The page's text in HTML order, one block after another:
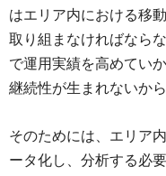
はエリア内における移
取り組まなければなら
で運用実績を高めてい
継続性が生まれないから
そのためには、エリア
ータ化し、分析する必